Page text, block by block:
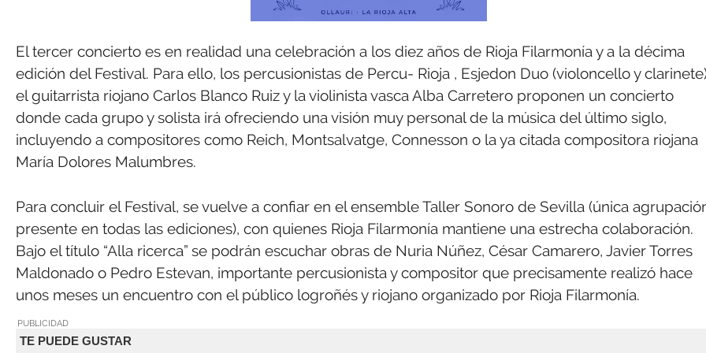
El tercer concierto es en realidad una celebración a los diez años de Rioja Filarmonía y a la décima
edición del Festival. Para ello, los percusionistas de Percu- Rioja , Esjedon Duo (violoncello y
el guitarrista riojano Carlos Blanco Ruiz y la violinista vasca Alba Carretero proponen un concierto
donde cada grupo y solista irá ofreciendo una visión muy personal de la música del último siglo,
incluyendo a compositores como Reich, Montsalvatge, Connesson o la ya citada compositora riojana
María Dolores Malumbres.
Para concluir el Festival, se vuelve a confiar en el ensemble Taller Sonoro de Sevilla (única
presente en todas las ediciones), con quienes Rioja Filarmonía mantiene una estrecha colaboración.
Bajo el título “Alla ricerca” se podrán escuchar obras de Nuria Núñez, César Camarero, Javier Torres
Maldonado o Pedro Estevan, importante percusionista y compositor que precisamente realizó hace
unos meses un encuentro con el público logroñés y riojano organizado por Rioja Filarmonía.
PUBLICIDAD
TE PUEDE GUSTAR